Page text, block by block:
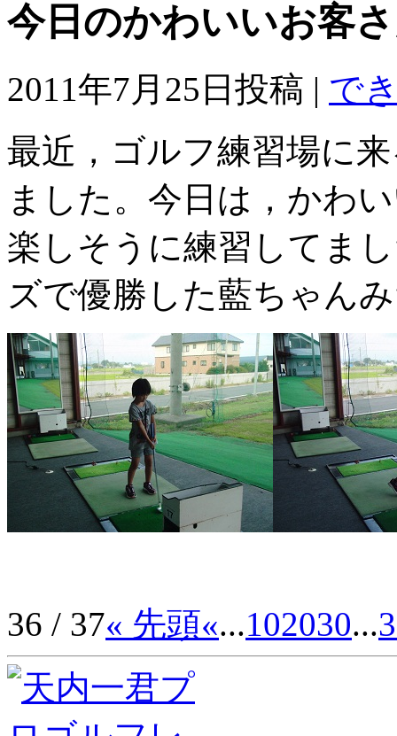
今日のかわいいお客
2011年7月25日投稿 | で
最近，ゴルフ練習場に
ました。今日は，かわ
楽しそうに練習してま
ズで優勝した藍ちゃん
36 / 37« 先頭«...102030...